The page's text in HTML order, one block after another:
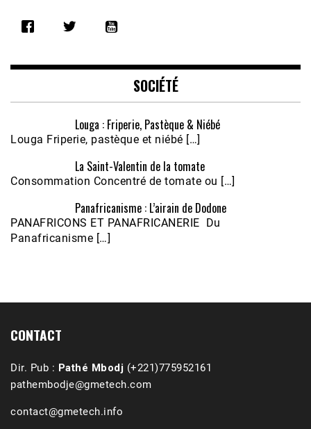
RSS FEED
EMBED
SOCIÉTÉ
Louga : Friperie, Pastèque & Niébé
Louga Friperie, pastèque et niébé […]
La Saint-Valentin de la tomate
Consommation Concentré de tomate ou […]
Panafricanisme : L’airain de Dodone
PANAFRICONS ET PANAFRICANERIE Du
Panafricanisme […]
CONTACT
Dir. Pub : Pathé Mbodj (+221)775952161
pathembodje@gmetech.com
contact@gmetech.info